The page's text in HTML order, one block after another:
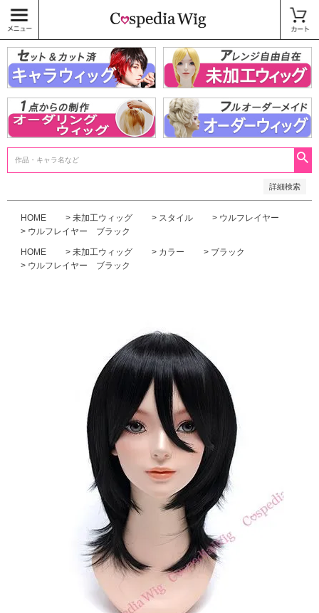
詳細検索
〜
商品タグ
キャラウィッグ
未加工ウィッグ
ベースウィッグ
衣装
SALE中
HOME 未加工ウィッグ スタイル
ウルフレイヤー
ウルフレイヤー ブラック
HOME 未加工ウィッグ カラー
ブラック
ウルフレイヤー ブラック